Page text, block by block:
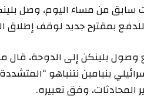
من مساء اليوم، وصل
بمقترح جديد لوقف إطلاق
وصول بلينكن إلى الدوحة،
بنيامين نتنياهو
المحادثات، وفق تعبيره.